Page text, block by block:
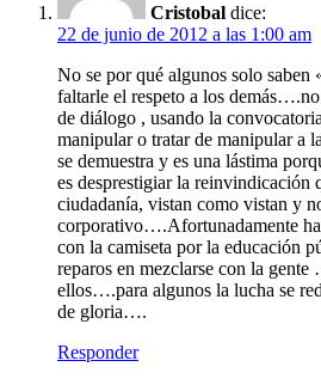
Cristobal dice:
22 de junio de 2012 a las 1:00 am
No se por qué algunos solo saben
faltarle el respeto a los
de diálogo , usando la
manipular o tratar de manipular a
se demuestra y es una lástima
es desprestigiar la reinvindicación
ciudadanía, vistan como vistan y
corporativo….Afortunadamente
con la camiseta por la educación
reparos en mezclarse con la
ellos….para algunos la lucha se
de gloria….
Responder